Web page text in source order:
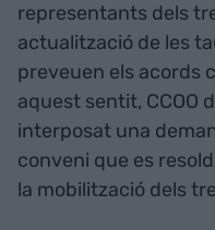
representants dels
actualització de les
preveuen els acords
aquest sentit, CCOO
interposat una
conveni que es
la mobilització dels